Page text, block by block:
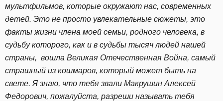
мультфильмов, которые окружают нас, современных
детей. Это не просто увлекательные сюжеты, это
факты жизни члена моей семьи, родного человека, в
судьбу которого, как и в судьбы тысяч людей нашей
страны, вошла Великая Отечественная Война, самый
страшный из кошмаров, который может быть на
свете. Я знаю, что тебя звали Макрушин Алексей
Федорович, пожалуйста, разреши называть тебя